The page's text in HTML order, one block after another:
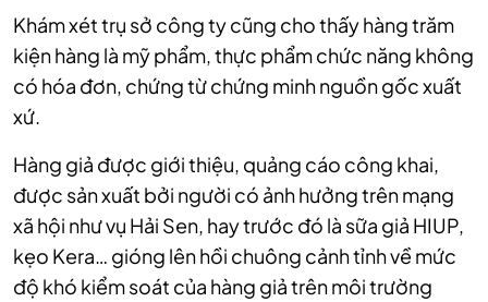
Khám xét trụ sở công ty cũng cho thấy hàng trăm
kiện hàng là mỹ phẩm, thực phẩm chức năng không
có hóa đơn, chứng từ chứng minh nguồn gốc xuất
xứ.
Hàng giả được giới thiệu, quảng cáo công khai,
được sản xuất bởi người có ảnh hưởng trên mạng
xã hội như vụ Hải Sen, hay trước đó là sữa giả HIUP,
kẹo Kera… gióng lên hồi chuông cảnh tỉnh về mức
độ khó kiểm soát của hàng giả trên môi trường